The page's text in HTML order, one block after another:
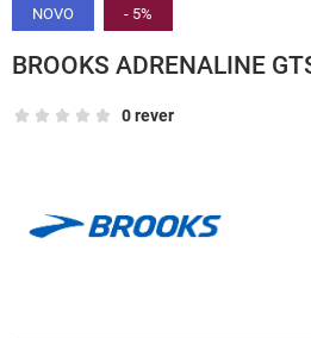
NOVO - 5%
BROOKS ADRENALINE
0 rever